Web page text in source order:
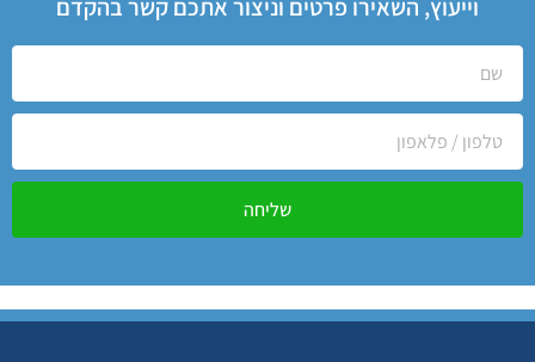
וייעוץ, השאירו פרטים וניצור אתכם קשר בהקדם
שליחה